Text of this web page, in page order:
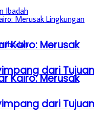
Kairo: Merusak
dari Tujuan
Kairo: Merusak
dari Tujuan